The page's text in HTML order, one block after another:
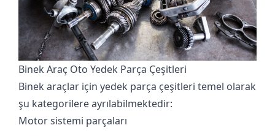
Binek Araç Oto Yedek Parça Çeşitleri
Binek araçlar için yedek parça çeşitleri temel olarak
şu kategorilere ayrılabilmektedir:
Motor sistemi parçaları